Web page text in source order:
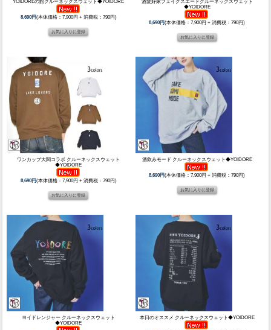
YOIDOREの館クルーネックスウェット◆YOIDORE
8,690円(本体価格：7,900円 + 消費税：790円)
酒愛好家フェイクスエードクルーネックスウェット
◆YOIDORE
8,690円(本体価格：7,900円 + 消費税：790円)
ワンカップ大関コラボ クルーネックスウェット
◆YOIDORE
8,690円(本体価格：7,900円 + 消費税：790円)
酒飲みモード クルーネックスウェット◆YOIDORE
8,690円(本体価格：7,900円 + 消費税：790円)
ヨイドレンジャー クルーネックスウェット
◆YOIDORE
本日のオススメ クルーネックスウェット◆YOIDORE